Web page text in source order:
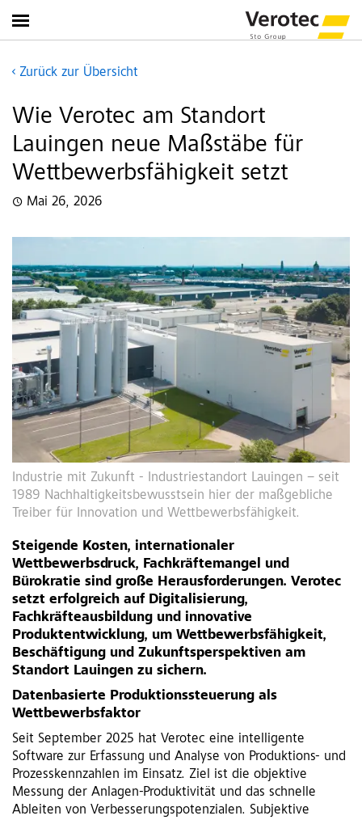
Zurück zur Übersicht
Wie Verotec am Standort
Lauingen neue Maßstäbe für
Wettbewerbsfähigkeit setzt
Mai 26, 2026
Industrie mit Zukunft - Industriestandort Lauingen – seit
1989 Nachhaltigkeitsbewusstsein hier der maßgebliche
Treiber für Innovation und Wettbewerbsfähigkeit.
Steigende Kosten, internationaler
Wettbewerbsdruck, Fachkräftemangel und
Bürokratie sind große Herausforderungen. Verotec
setzt erfolgreich auf Digitalisierung,
Fachkräfteausbildung und innovative
Produktentwicklung, um Wettbewerbsfähigkeit,
Beschäftigung und Zukunftsperspektiven am
Standort Lauingen zu sichern.
Datenbasierte Produktionssteuerung als
Wettbewerbsfaktor
Seit September 2025 hat Verotec eine intelligente
Software zur Erfassung und Analyse von Produktions- und
Prozesskennzahlen im Einsatz. Ziel ist die objektive
Messung der Anlagen-Produktivität und das schnelle
Ableiten von Verbesserungspotenzialen. Subjektive